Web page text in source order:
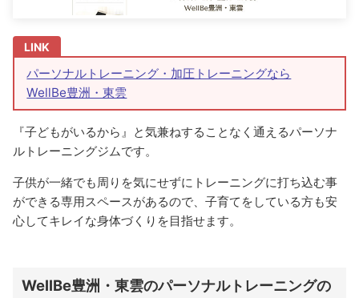
パーソナルトレーニング・加圧トレーニングなら
WellBe豊洲・東雲
『子どもがいるから』と気兼ねすることなく通えるパーソナ
ルトレーニングジムです。
子供が一緒でも周りを気にせずにトレーニングに打ち込む事
ができる専用スペースがあるので、子育てをしている方も安
心してキレイな身体づくりを目指せます。
WellBe豊洲・東雲のパーソナルトレーニングの